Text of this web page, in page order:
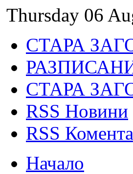
Thursday 06
СТАРА
СТАРА
RSS Новини
RSS
Начало